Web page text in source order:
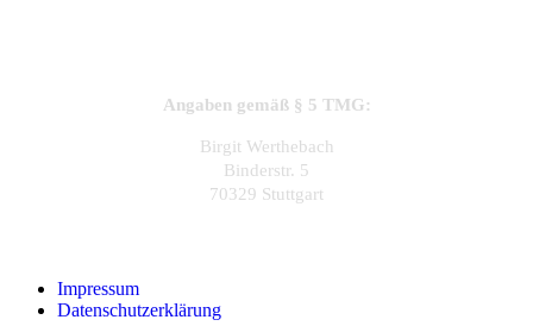
Angaben gemäß § 5 TMG:
Birgit Werthebach
Binderstr. 5
70329 Stuttgart
Impressum
Datenschutzerklärung